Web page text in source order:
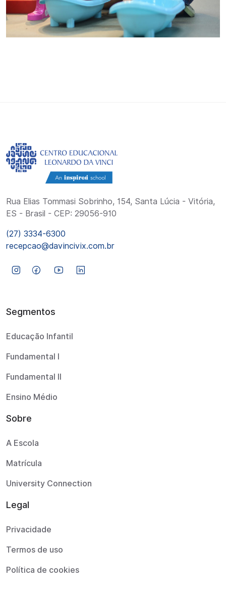
Rua Elias Tommasi Sobrinho, 154, Santa Lúcia - Vitória,
ES - Brasil - CEP: 29056-910
(27) 3334-6300
recepcao@davincivix.com.br
Segmentos
Educação Infantil
Fundamental I
Fundamental II
Ensino Médio
Sobre
A Escola
Matrícula
University Connection
Legal
Privacidade
Termos de uso
Política de cookies